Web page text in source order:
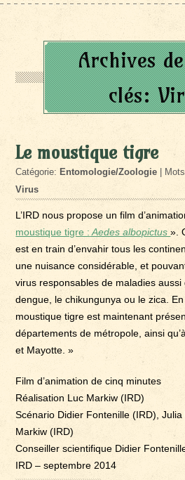
Archives
clés:
Le moustique tigre
Catégorie: Entomologie/Zoologie |
Virus
L’IRD nous propose un film
moustique tigre : Aedes albopictus».
est en train d’envahir tous les
une nuisance considérable, et
virus responsables de maladies aussi
dengue, le chikungunya ou le zica.
moustique tigre est maintenant
départements de métropole, ainsi
et Mayotte. »
Film d’animation de cinq minutes
Réalisation Luc Markiw (IRD)
Scénario Didier Fontenille (IRD),
Markiw (IRD)
Conseiller scientifique Didier
IRD – septembre 2014